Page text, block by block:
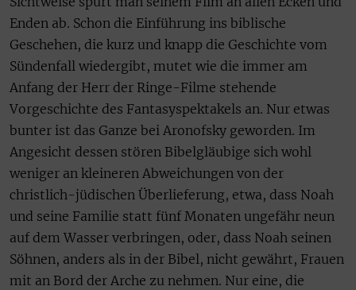
Enden ab. Schon die Einführung ins biblische
Geschehen, die kurz und knapp die Geschichte vom
Sündenfall wiedergibt, mutet wie die immer am
Anfang der Herr der Ringe-Filme stehende
Vorgeschichte des Fantasyspektakels an. Nur etwas
bunter ist das Ganze bei Aronofsky geworden. Im
Angesicht dessen stören Bibelgläubige sich wohl
weniger an kleineren Abweichungen von der
christlich-jüdischen Überlieferung, etwa, dass Noah
und seine Familie statt fünf Monaten ungefähr neun
auf dem Wasser verbringen, oder, dass Noah seinen
Söhnen, anders als in der Bibel, nicht gewährt, Frauen
mit an Bord der Arche zu nehmen. Nur eine, die